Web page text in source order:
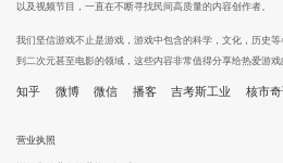
以及视频节目，一直在不断寻找民间高质量的内容创作者。
我们坚信游戏不止是游戏，游戏中包含的科学，文化，历史
到二次元甚至电影的领域，这些内容非常值得分享给热爱游戏
知乎 微博 微信 播客 吉考斯工业 核市
营业执照